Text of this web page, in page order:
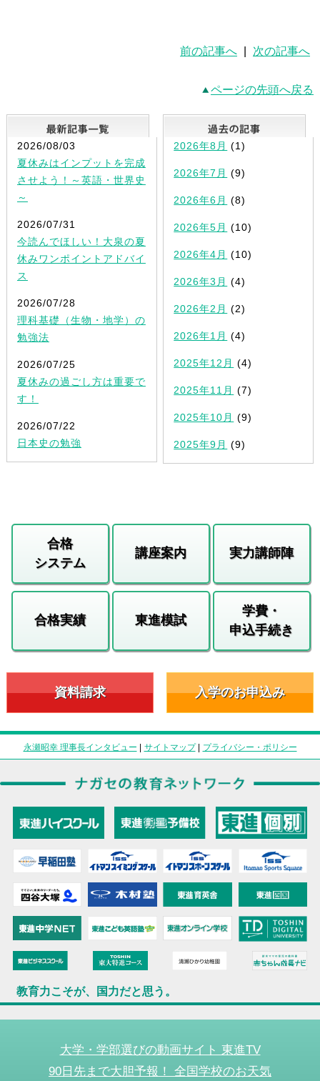
前の記事へ 次の記事へ
ページの先頭へ戻る
最新記事一覧
2026/08/03
夏休みはインプットを完成
させよう！～英語・世界史
～
2026/07/31
今読んでほしい！大泉の夏
休みワンポイントアドバイ
ス
2026/07/28
理科基礎（生物・地学）の
勉強法
2026/07/25
夏休みの過ごし方は重要で
す！
2026/07/22
日本史の勉強
2026年8月 (1)
2026年7月 (9)
2026年6月 (8)
2026年5月 (10)
2026年4月 (10)
2026年3月 (4)
2026年2月 (2)
2026年1月 (4)
2025年12月 (4)
2025年11月 (7)
2025年10月 (9)
2025年9月 (9)
合格
システム
講座案内 実力講師陣
合格実績 東進模試
学費・
申込手続き
資料請求 入学のお申込み
永瀬昭幸 理事長インタビュー | サイトマップ| プライバシー・ポリシー
教育力こそが、国力だと思う。
大学・学部選びの動画サイト 東進TV
90日先まで大胆予報！ 全国学校のお天気